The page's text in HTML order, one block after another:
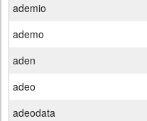
ademio
ademo
aden
adeo
adeodata